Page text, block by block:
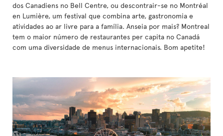
dos Canadiens no Bell Centre, ou descontrair-se no Montréal
en Lumière, um festival que combina arte, gastronomia e
atividades ao ar livre para a família. Anseia por mais? Montreal
tem o maior número de restaurantes per capita no Canadá
com uma diversidade de menus internacionais. Bom apetite!